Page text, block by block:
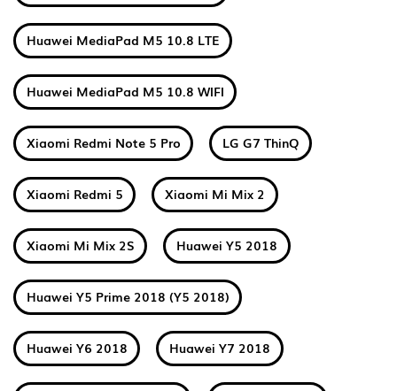
Huawei MediaPad M5 10.8 LTE
Huawei MediaPad M5 10.8 WIFI
Xiaomi Redmi Note 5 Pro LG G7 ThinQ
Xiaomi Redmi 5 Xiaomi Mi Mix 2
Xiaomi Mi Mix 2S Huawei Y5 2018
Huawei Y5 Prime 2018 (Y5 2018)
Huawei Y6 2018 Huawei Y7 2018